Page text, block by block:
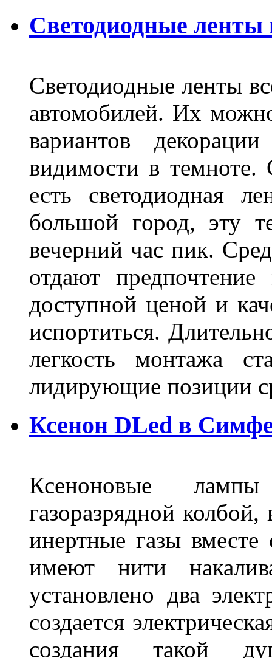
Светодиодные
Светодиодные ленты
автомобилей. Их
вариантов
видимости в темноте.
есть светодиодная
большой город, эту
вечерний час пик.
отдают
доступной ценой и
испортиться.
легкость монтажа
лидирующие
Ксенон DLed в
Ксеноновые
газоразрядной
инертные газы
имеют нити
установлено два
создается
создания такой